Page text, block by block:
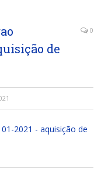
de
0
2021 - aquisição de